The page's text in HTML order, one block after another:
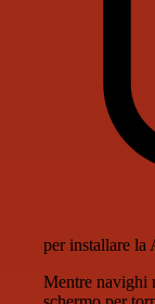
per installare la
Mentre navighi